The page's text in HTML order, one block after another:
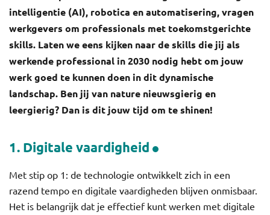
intelligentie (AI), robotica en automatisering, vragen
werkgevers om professionals met toekomstgerichte
skills. Laten we eens kijken naar de skills die jij als
werkende professional in 2030 nodig hebt om jouw
werk goed te kunnen doen in dit dynamische
landschap. Ben jij van nature nieuwsgierig en
leergierig? Dan is dit jouw tijd om te shinen!
1. Digitale vaardigheid
Met stip op 1: de technologie ontwikkelt zich in een
razend tempo en digitale vaardigheden blijven onmisbaar.
Het is belangrijk dat je effectief kunt werken met digitale